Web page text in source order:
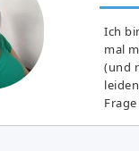
Ich
mal
(und